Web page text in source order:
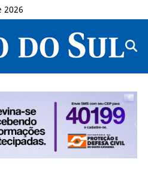
2026